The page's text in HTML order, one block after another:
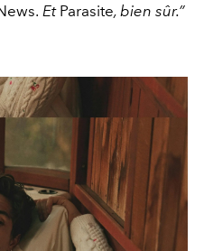
Et Parasite, bien sûr.”